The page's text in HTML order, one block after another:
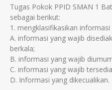
Tugas Pokok PPID SMAN 1
sebagai berikut:
1. mengklasifikasikan
A. informasi yang wajib
berkala;
B. informasi yang wajib
C. informasi yang wajib
D. Informasi yang dikecualikan.